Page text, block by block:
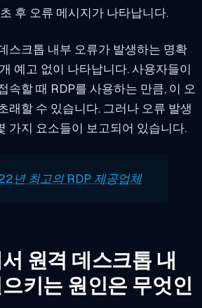
후 오류 메시지가 나타납니다.
스크톱 내부 오류가 발생하는 명확
예고 없이 나타납니다. 사용자들이
속할 때 RDP를 사용하는 만큼, 이 오
래할 수 있습니다. 그러나 오류 발생
가지 요소들이 보고되어 있습니다.
년 최고의 RDP 제공업체
원격 데스크톱 내
키는 원인은 무엇인